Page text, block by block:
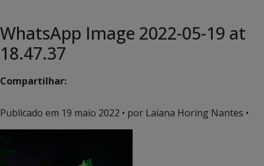
WhatsApp Image 2022-05-19 at
18.47.37
Compartilhar:
Publicado em 19 maio 2022 • por Laiana Horing Nantes •